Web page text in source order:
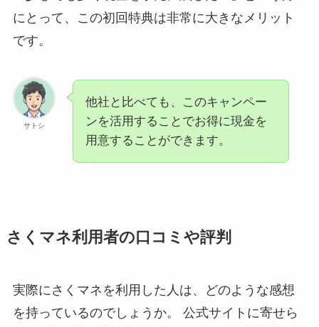
にとって、この初回特典は非常に大きなメリット
です。
サトシ
他社と比べても、このキャンペー
ンを活用することでお得に現金を
用意することができます。
さくマネ利用者の口コミや評判
実際にさくマネを利用した人は、どのような感想
を持っているのでしょうか。 公式サイトに寄せら